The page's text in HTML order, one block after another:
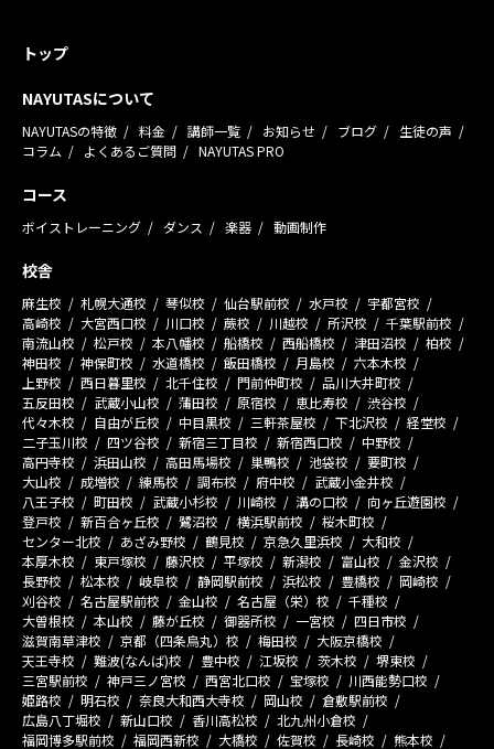
トップ
NAYUTASについて
NAYUTASの特徴 料金 講師一覧 お知らせ ブログ
生徒の声
コラム
よくあるご質問 NAYUTAS PRO
コース
ボイストレーニング ダンス 楽器 動画制作
校舎
麻生校 札幌大通校 琴似校 仙台駅前校 水戸校
宇都宮校
高崎校
大宮西口校 川口校 蕨校 川越校 所沢校
千葉駅前校
南流山校
松戸校 本八幡校 船橋校 西船橋校 津田沼校
柏校
神田校
神保町校 水道橋校 飯田橋校 月島校
六本木校
上野校
西日暮里校 北千住校 門前仲町校
品川大井町校
五反田校
武蔵小山校 蒲田校 原宿校 恵比寿校
渋谷校
代々木校
自由が丘校 中目黒校 三軒茶屋校 下北沢校
経堂校
二子玉川校
四ツ谷校 新宿三丁目校 新宿西口校
中野校
高円寺校
浜田山校 高田馬場校 巣鴨校 池袋校
要町校
大山校
成増校 練馬校 調布校 府中校
武蔵小金井校
八王子校
町田校 武蔵小杉校 川崎校 溝の口校
向ヶ丘遊園校
登戸校
新百合ヶ丘校 鷺沼校 横浜駅前校
桜木町校
センター北校
あざみ野校 鶴見校 京急久里浜校
大和校
本厚木校
東戸塚校 藤沢校 平塚校 新潟校 富山校
金沢校
長野校
松本校 岐阜校 静岡駅前校 浜松校 豊橋校
岡崎校
刈谷校
名古屋駅前校 金山校 名古屋（栄）校
千種校
大曽根校
本山校 藤が丘校 御器所校 一宮校
四日市校
滋賀南草津校
京都（四条烏丸）校 梅田校
大阪京橋校
天王寺校
難波(なんば)校 豊中校 江坂校 茨木校
堺東校
三宮駅前校
神戸三ノ宮校 西宮北口校 宝塚校
川西能勢口校
姫路校
明石校 奈良大和西大寺校 岡山校
倉敷駅前校
広島八丁堀校
新山口校 香川高松校
北九州小倉校
福岡博多駅前校
福岡西新校 大橋校 佐賀校 長崎校
熊本校